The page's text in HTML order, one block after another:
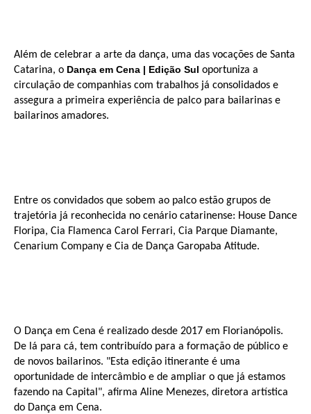
Além de celebrar a arte da dança, uma das vocações de Santa
Catarina, o Dança em Cena | Edição Sul oportuniza a
circulação de companhias com trabalhos já consolidados e
assegura a primeira experiência de palco para bailarinas e
bailarinos amadores.
Entre os convidados que sobem ao palco estão grupos de
trajetória já reconhecida no cenário catarinense: House Dance
Floripa, Cia Flamenca Carol Ferrari, Cia Parque Diamante,
Cenarium Company e Cia de Dança Garopaba Atitude.
O Dança em Cena é realizado desde 2017 em Florianópolis.
De lá para cá, tem contribuído para a formação de público e
de novos bailarinos. "Esta edição itinerante é uma
oportunidade de intercâmbio e de ampliar o que já estamos
fazendo na Capital", afirma Aline Menezes, diretora artística
do Dança em Cena.